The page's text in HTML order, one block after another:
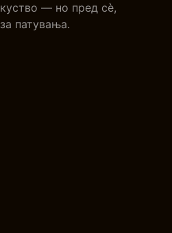
— но пред сè,
патувања.